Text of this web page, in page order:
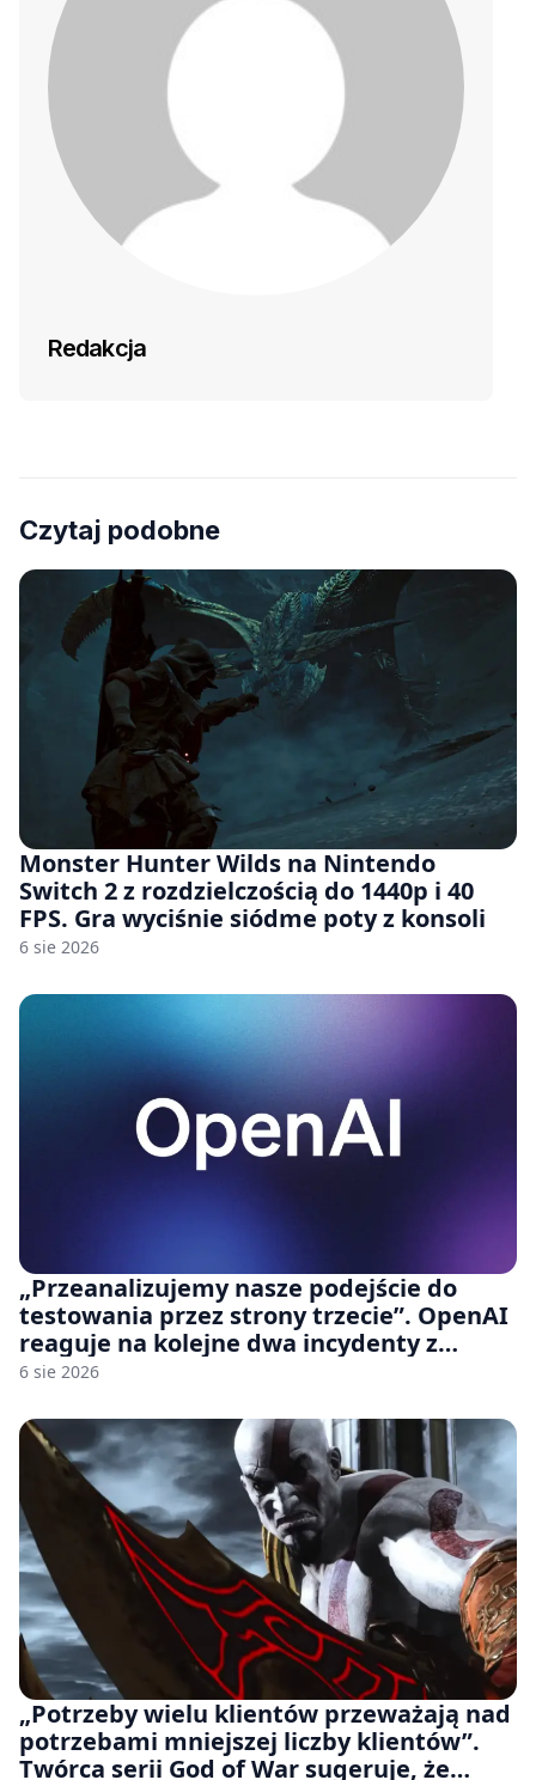
Redakcja
Czytaj podobne
Monster Hunter Wilds na Nintendo
Switch 2 z rozdzielczością do 1440p i 40
FPS. Gra wyciśnie siódme poty z konsoli
6 sie 2026
„Przeanalizujemy nasze podejście do
testowania przez strony trzecie”. OpenAI
reaguje na kolejne dwa incydenty z
udziałem autorskich modeli
6 sie 2026
„Potrzeby wielu klientów przeważają nad
potrzebami mniejszej liczby klientów”.
Twórca serii God of War sugeruje, że